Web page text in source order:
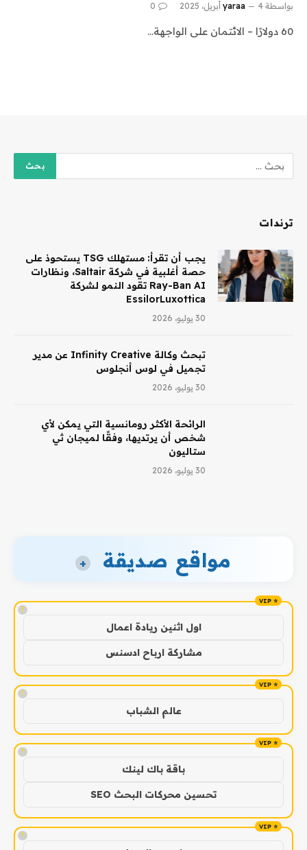
بواسطة yaraa 4 أبريل، 2025 0
60 دولارًا – الائتمان على الواجهة…
ترندات
يجب أن تقرأ: مستهلك TSG يستحوذ على
حصة أغلبية في شركة Saltair، ونظارات
Ray-Ban AI تقود النمو لشركة
EssilorLuxottica
30 يوليو، 2026
تبحث وكالة Infinity Creative عن مدير
تجميل في لوس أنجلوس
30 يوليو، 2026
الرائحة الأكثر رومانسية التي يمكن لأي
شخص أن يرتديها، وفقًا لميجان ثي
ستاليون
30 يوليو، 2026
مواقع صديقة +
!
اول اثنين ريادة اعمال
مشاركة ارباح ادسنس
!
عالم الشباب
!
باقة باك لينك
تحسين محركات البحث SEO
!